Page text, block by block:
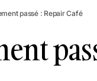
passé : Repair Café